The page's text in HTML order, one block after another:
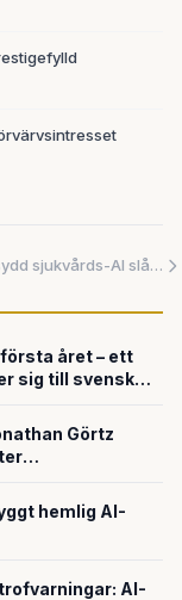
Skräddarsydd sjukvårds-AI slår generalisterna med upp till 39 procentenheter – men det avgörande testet återstår
året – ett
sig till svensk
Görtz
hemlig AI-
AI-